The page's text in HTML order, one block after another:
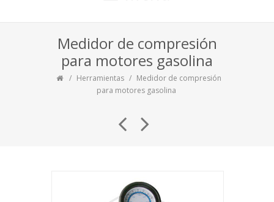
Medidor de compresión
para motores gasolina
Herramientas
Medidor de compresión
para motores gasolina